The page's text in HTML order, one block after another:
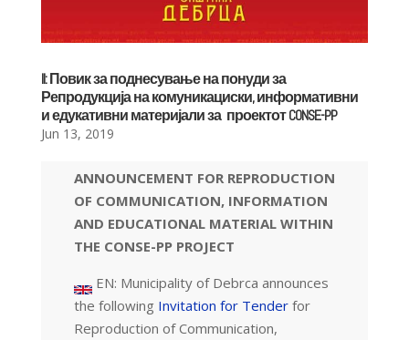
II: Повик за поднесување на понуди за
Репродукција на комуникациски, информативни
и едукативни материјали за проектот CONSE-PP
Jun 13, 2019
ANNOUNCEMENT FOR REPRODUCTION
OF COMMUNICATION, INFORMATION
AND EDUCATIONAL MATERIAL WITHIN
THE CONSE-PP PROJECT
EN: Municipality of Debrca announces
the following Invitation for Tenderfor
Reproduction of Communication,